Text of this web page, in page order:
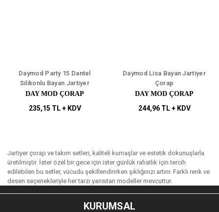
Daymod Party 15 Dantel
Silikonlu Bayan Jartiyer
Çorap
DAY MOD ÇORAP
235,15 TL + KDV
Daymod Lisa Bayan Jartiyer
Çorap
DAY MOD ÇORAP
244,96 TL + KDV
Jartiyer çorap ve takım setleri, kaliteli kumaşlar ve estetik dokunuşlarla
üretilmiştir. İster özel bir gece için ister günlük rahatlık için tercih
edilebilen bu setler, vücudu şekillendirirken şıklığınızı artırır. Farklı renk ve
desen seçenekleriyle her tarzı yansıtan modeller mevcuttur.
KURUMSAL